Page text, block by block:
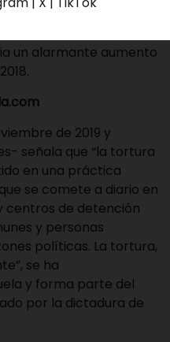
sobre las víctimas
un alarmante aumento
de 2019 y
señala que “la tortura
en una práctica
se comete a diario en
centros de detención
y personas
políticas. La tortura,
se ha
y forma parte del
por la dictadura de